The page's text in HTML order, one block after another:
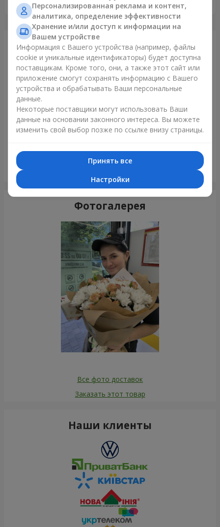
Только что доставили
Монобукет из 11 красных роз
Кривой Рог
Фотогалерея
Все фото доставок
Заказать этот товар
Наши клиенты
Персонализированная реклама и контент,
аналитика, определение эффективности
Хранение и/или доступ к информации на
Вашем устройстве
Информация с Вашего устройства (например, файлы
cookie и уникальные идентификаторы) будет доступна
поставщикам. Кроме того, они, а также этот сайт или
приложение смогут сохранять информацию с Вашего
устройства и обрабатывать Ваши персональные
данные.
Некоторые поставщики могут использовать Ваши
данные на основании законного интереса. Вы можете
изменить свой выбор позже по ссылке внизу страницы.
Принять все
Настройки